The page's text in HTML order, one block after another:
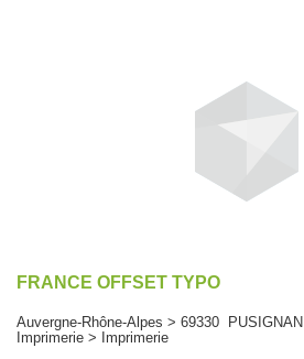
FRANCE OFFSET TYPO
Auvergne-Rhône-Alpes > 69330 PUSIGNAN
Imprimerie > Imprimerie